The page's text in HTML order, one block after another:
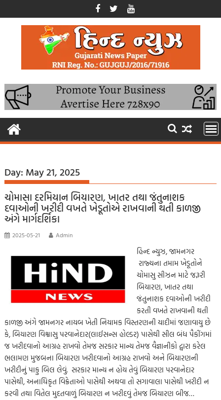
to
content
Day: May 21, 2025
ચોમાસા દરમિયાન બિયારણ, ખાતર તથા જંતુનાશક
દવાઓની ખરીદી વખતે ખેડૂતોએ રાખવાની થતી કાળજી
અંગે માર્ગદર્શિકા
2025-05-21 Admin
હિન્દ ન્યુઝ, જામનગર
રાજ્યના તમામ ખેડૂતોને
ચોમાસુ સીઝન માટે જરૂરી
બિયારણ, ખાતર તથા
જંતુનાશક દવાઓની ખરીદી
કરતી વખતે રાખવાની થતી
કાળજી અંગે જામનગર નાયબ ખેતી નિયામક વિસ્તરણની યાદીમાં જણાવાયુ છે
કે, બિયારણ વિશ્વાસુ પરવાનેદાર(લાઈસન્સ હોલ્ડર) પાસેથી સીલ બંધ પૈકીંગમાં
જ ખરીદવાનો આગ્રહ રાખવો તેમજ સરકાર માન્ય તેમજ વૈજ્ઞાનીકો દ્વારા કરેલ
ભલામણ મુજબના બિયારણ ખરીદવાનો આગ્રહ રાખવો અને બિયારણની
ખરીદીનું પાકુ બિલ લેવું. સરકાર માન્ય ન હોય તેવું બિયારણ પરવાનેદાર
પાસેથી, અનાધિકૃત વિક્રેતાઓ પાસેથી અથવા તો સગાવાલા પાસેથી ખરીદી ન
કરવી તથા વિતેલ મુદતવાળું બિયારણ ન ખરીદવું તેમજ બિયારણ બીજ…